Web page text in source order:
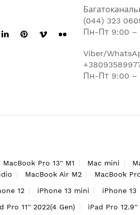
(044) 323
Пн-Пт 9:00 –
Viber/
Пн-Пт 9:00 –
MacBook Pro 13'' M1 Mac mini
MacBook Air M2 MacBook
12 iPhone 13 mini iPhone 13
Pro 11'' 2022(4 Gen) iPad Pro 12.9''